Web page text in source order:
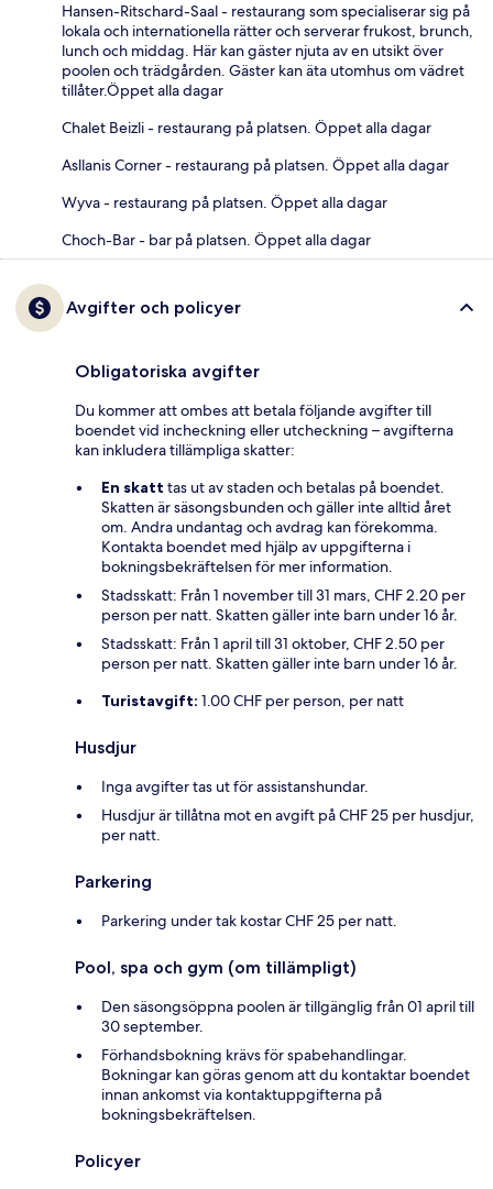
Hansen-Ritschard-Saal - restaurang som specialiserar sig på
lokala och internationella rätter och serverar frukost, brunch,
lunch och middag. Här kan gäster njuta av en utsikt över
poolen och trädgården. Gäster kan äta utomhus om vädret
tillåter.Öppet alla dagar
Chalet Beizli - restaurang på platsen. Öppet alla dagar
Asllanis Corner - restaurang på platsen. Öppet alla dagar
Wyva - restaurang på platsen. Öppet alla dagar
Choch-Bar - bar på platsen. Öppet alla dagar
Avgifter och policyer
Obligatoriska avgifter
Du kommer att ombes att betala följande avgifter till
boendet vid incheckning eller utcheckning – avgifterna
kan inkludera tillämpliga skatter:
En skatt tas ut av staden och betalas på boendet.
Skatten är säsongsbunden och gäller inte alltid året
om. Andra undantag och avdrag kan förekomma.
Kontakta boendet med hjälp av uppgifterna i
bokningsbekräftelsen för mer information.
Stadsskatt: Från 1 november till 31 mars, CHF 2.20 per
person per natt. Skatten gäller inte barn under 16 år.
Stadsskatt: Från 1 april till 31 oktober, CHF 2.50 per
person per natt. Skatten gäller inte barn under 16 år.
Turistavgift: 1.00 CHF per person, per natt
Husdjur
Inga avgifter tas ut för assistanshundar.
Husdjur är tillåtna mot en avgift på CHF 25 per husdjur,
per natt.
Parkering
Parkering under tak kostar CHF 25 per natt.
Pool, spa och gym (om tillämpligt)
Den säsongsöppna poolen är tillgänglig från 01 april till
30 september.
Förhandsbokning krävs för spabehandlingar.
Bokningar kan göras genom att du kontaktar boendet
innan ankomst via kontaktuppgifterna på
bokningsbekräftelsen.
Policyer